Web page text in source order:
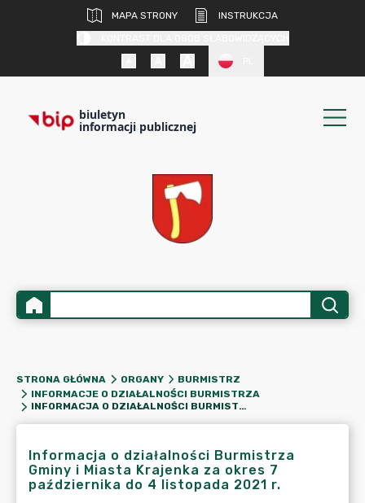
MAPA STRONY
INSTRUKCJA
biuletyn
informacji publicznej
STRONA GŁÓWNA ORGANY
BURMISTRZ
INFORMACJE O DZIAŁALNOŚCI BURMISTRZA
INFORMACJA O DZIAŁALNOŚCI BURMISTRZA GMINY I MIASTA KRAJENKA ZA OKRES 7 PAŹDZIERNIKA DO 4 LISTOPADA 2021 R.
Informacja o działalności Burmistrza
Gminy i Miasta Krajenka za okres 7
października do 4 listopada 2021 r.